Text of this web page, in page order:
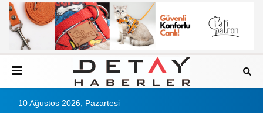
10 Ağustos 2026, Pazartesi